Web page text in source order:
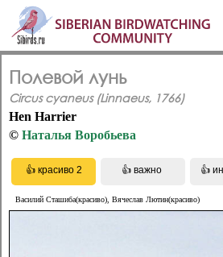
Полевой лунь
Circus cyaneus (Linnaeus, 1766)
Hen Harrier
© Наталья Воробьева
Василий Сташиба(красиво), Вячеслав Лютин(красиво)